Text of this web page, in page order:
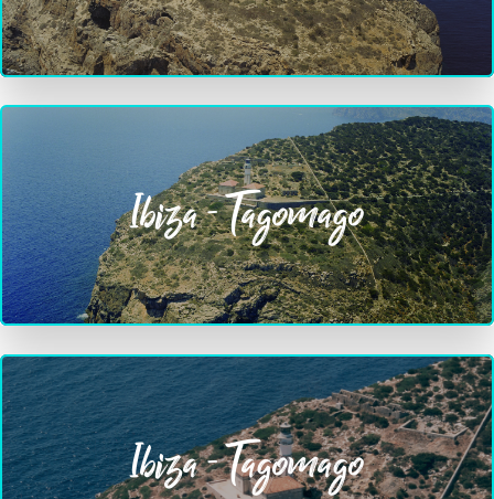
Ibiza - Tagomago
Ibiza - Tagomago